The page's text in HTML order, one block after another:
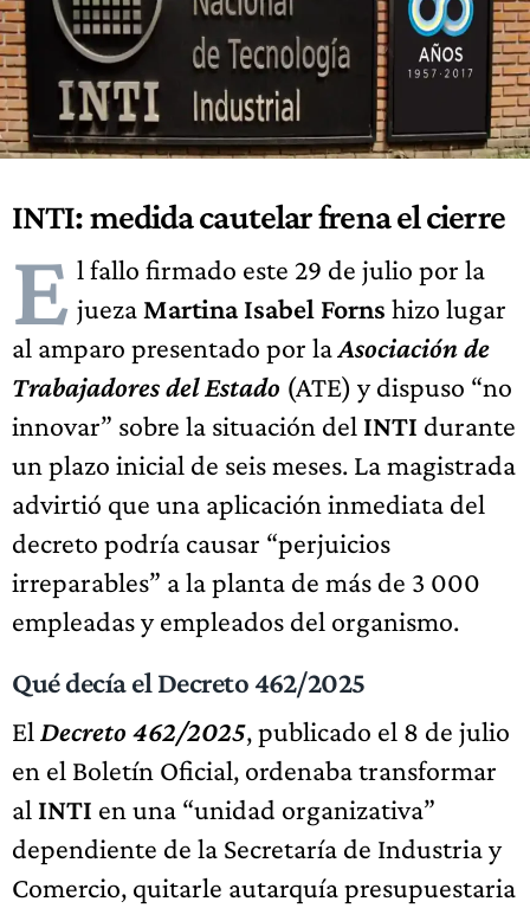
INTI: medida cautelar frena el cierre
E l fallo firmado este 29 de julio por la
jueza Martina Isabel Forns hizo lugar
al amparo presentado por laAsociación de
Trabajadores del Estado (ATE) y dispuso “no
innovar” sobre la situación del INTI durante
un plazo inicial de seis meses. La magistrada
advirtió que una aplicación inmediata del
decreto podría causar “perjuicios
irreparables” a la planta de más de 3 000
empleadas y empleados del organismo.
Qué decía el Decreto 462/2025
El Decreto 462/2025, publicado el 8 de julio
en el Boletín Oficial, ordenaba transformar
al INTI en una “unidad organizativa”
dependiente de la Secretaría de Industria y
Comercio, quitarle autarquía presupuestaria